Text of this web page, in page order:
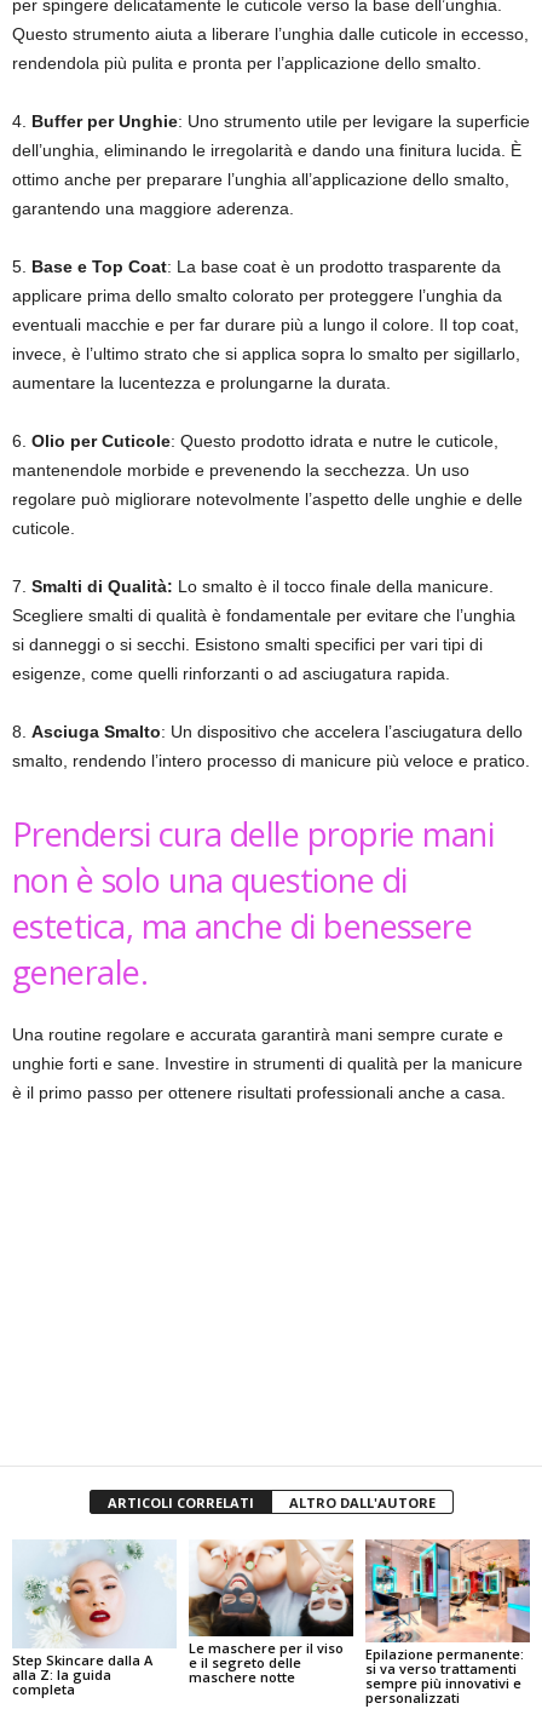
per spingere delicatamente le cuticole verso la base dell’unghia.
Questo strumento aiuta a liberare l’unghia dalle cuticole in eccesso,
rendendola più pulita e pronta per l’applicazione dello smalto.
4. Buffer per Unghie: Uno strumento utile per levigare la superficie
dell’unghia, eliminando le irregolarità e dando una finitura lucida. È
ottimo anche per preparare l’unghia all’applicazione dello smalto,
garantendo una maggiore aderenza.
5. Base e Top Coat: La base coat è un prodotto trasparente da
applicare prima dello smalto colorato per proteggere l’unghia da
eventuali macchie e per far durare più a lungo il colore. Il top coat,
invece, è l’ultimo strato che si applica sopra lo smalto per sigillarlo,
aumentare la lucentezza e prolungarne la durata.
6. Olio per Cuticole: Questo prodotto idrata e nutre le cuticole,
mantenendole morbide e prevenendo la secchezza. Un uso
regolare può migliorare notevolmente l’aspetto delle unghie e delle
cuticole.
7. Smalti di Qualità: Lo smalto è il tocco finale della manicure.
Scegliere smalti di qualità è fondamentale per evitare che l’unghia
si danneggi o si secchi. Esistono smalti specifici per vari tipi di
esigenze, come quelli rinforzanti o ad asciugatura rapida.
8. Asciuga Smalto: Un dispositivo che accelera l’asciugatura dello
smalto, rendendo l’intero processo di manicure più veloce e pratico.
Prendersi cura delle proprie mani
non è solo una questione di
estetica, ma anche di benessere
generale.
Una routine regolare e accurata garantirà mani sempre curate e
unghie forti e sane. Investire in strumenti di qualità per la manicure
è il primo passo per ottenere risultati professionali anche a casa.
ARTICOLI CORRELATI ALTRO DALL'AUTORE
Step Skincare dalla A
alla Z: la guida
completa
Le maschere per il viso
e il segreto delle
maschere notte
Epilazione permanente:
si va verso trattamenti
sempre più innovativi e
personalizzati